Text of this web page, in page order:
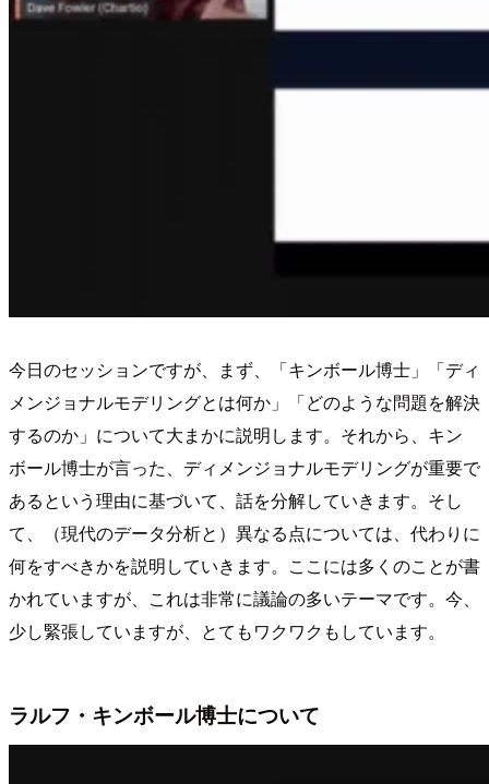
今日のセッションですが、まず、「キンボール博士」「ディ
メンジョナルモデリングとは何か」「どのような問題を解決
するのか」について大まかに説明します。それから、キン
ボール博士が言った、ディメンジョナルモデリングが重要で
あるという理由に基づいて、話を分解していきます。そし
て、（現代のデータ分析と）異なる点については、代わりに
何をすべきかを説明していきます。ここには多くのことが書
かれていますが、これは非常に議論の多いテーマです。今、
少し緊張していますが、とてもワクワクもしています。
ラルフ・キンボール博士について